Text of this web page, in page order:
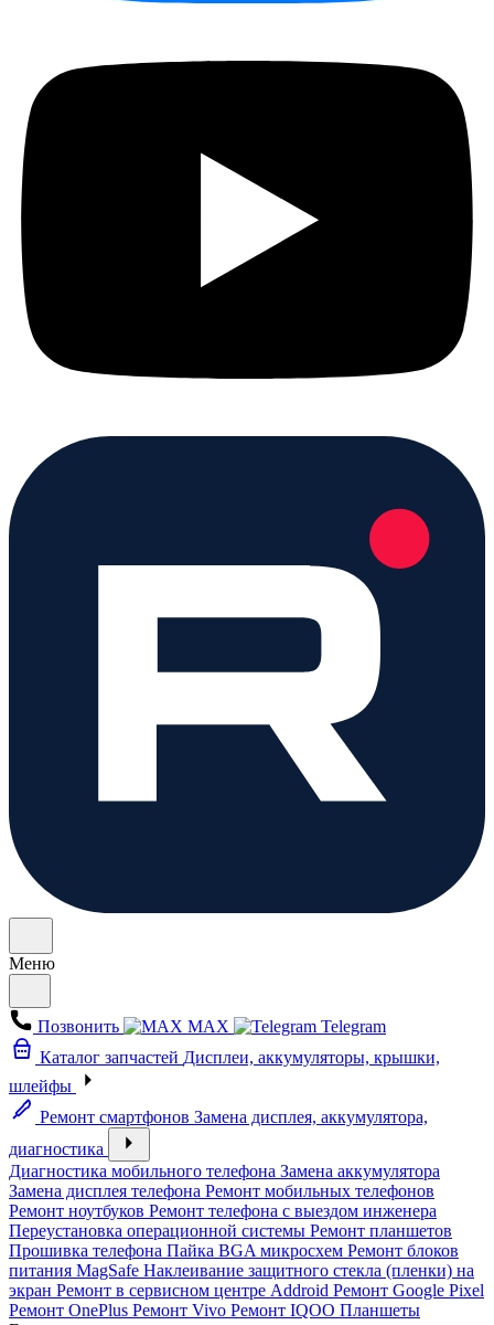
Меню
Позвонить MAX
Telegram
Каталог запчастей Дисплеи, аккумуляторы, крышки,
шлейфы
Ремонт смартфонов Замена дисплея, аккумулятора,
диагностика
Диагностика мобильного телефона Замена аккумулятора
Замена дисплея телефона Ремонт мобильных телефонов
Ремонт ноутбуков Ремонт телефона с выездом инженера
Переустановка операционной системы Ремонт планшетов
Прошивка телефона Пайка BGA микросхем Ремонт блоков
питания MagSafe Наклеивание защитного стекла (пленки) на
экран Ремонт в сервисном центре Addroid Ремонт Google Pixel
Ремонт OnePlus Ремонт Vivo Ремонт IQOO Планшеты